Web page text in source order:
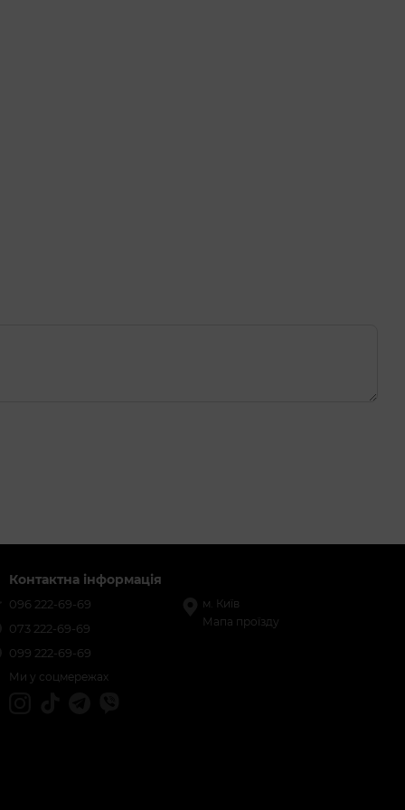
Контактна інформація
096 222-69-69
073 222-69-69
099 222-69-69
м. Київ
Мапа проїзду
Ми у соцмережах